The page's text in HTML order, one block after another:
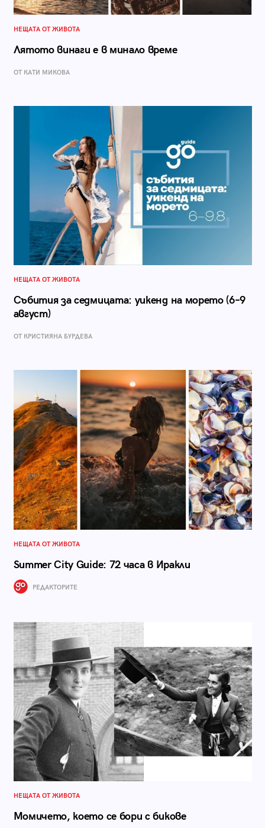
НЕЩАТА ОТ ЖИВОТА
Лятото винаги е в минало време
ОТ КАТИ МИКОВА
НЕЩАТА ОТ ЖИВОТА
Събития за седмицата: уикенд на морето (6–9
август)
ОТ КРИСТИЯНА БУРДЕВА
НЕЩАТА ОТ ЖИВОТА
Summer City Guide: 72 часа в Иракли
РЕДАКТОРИТЕ
НЕЩАТА ОТ ЖИВОТА
Момичето, което се бори с бикове